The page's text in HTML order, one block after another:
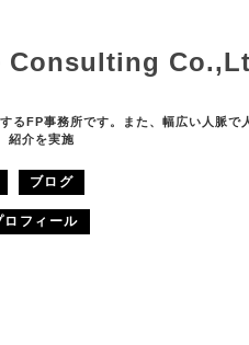
Consulting
FP事務所です。また、幅広い人脈
紹介を実施
ブログ
フィール